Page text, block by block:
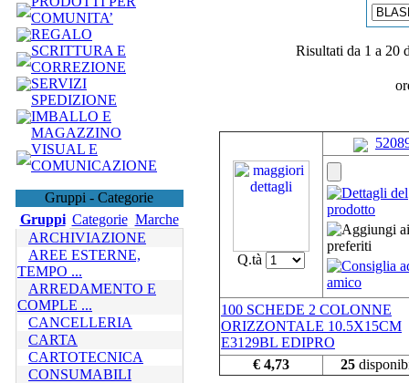
COMUNITA’
REGALO
SCRITTURA E
CORREZIONE
SERVIZI
SPEDIZIONE
IMBALLO E
MAGAZZINO
VISUAL E
COMUNICAZIONE
Gruppi - Categorie
Gruppi Categorie Marche
ARCHIVIAZIONE
AREE ESTERNE,
TEMPO ...
ARREDAMENTO E
COMPLE ...
CANCELLERIA
CARTA
CARTOTECNICA
CONSUMABILI
Risultati da 1 a 20
Q.tà
100 SCHEDE 2 COLONNE
ORIZZONTALE 10.5X15CM
E3129BL EDIPRO
€ 4,73
25